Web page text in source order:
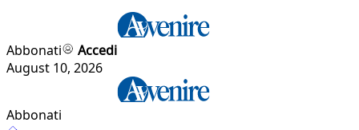
Abbonati
Accedi
August 10, 2026
Abbonati